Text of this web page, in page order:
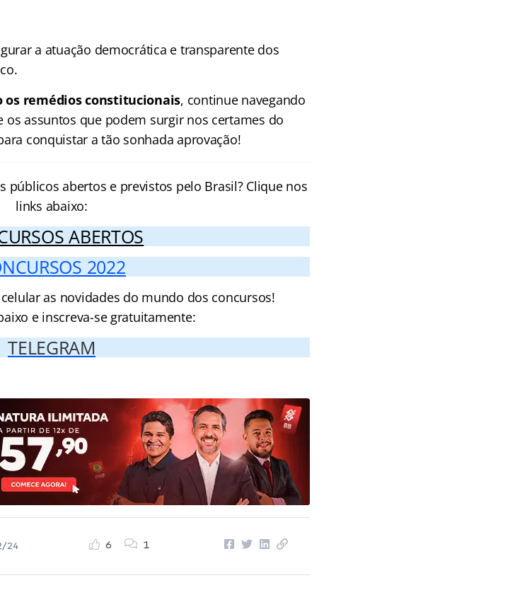
a atuação democrática e transparente dos
os remédios constitucionais, continue navegando
os assuntos que podem surgir nos certames do
conquistar a tão sonhada aprovação!
públicos abertos e previstos pelo Brasil? Clique nos
links abaixo:
ABERTOS
2022
as novidades do mundo dos concursos!
e inscreva-se gratuitamente:
TELEGRAM
24
6 1